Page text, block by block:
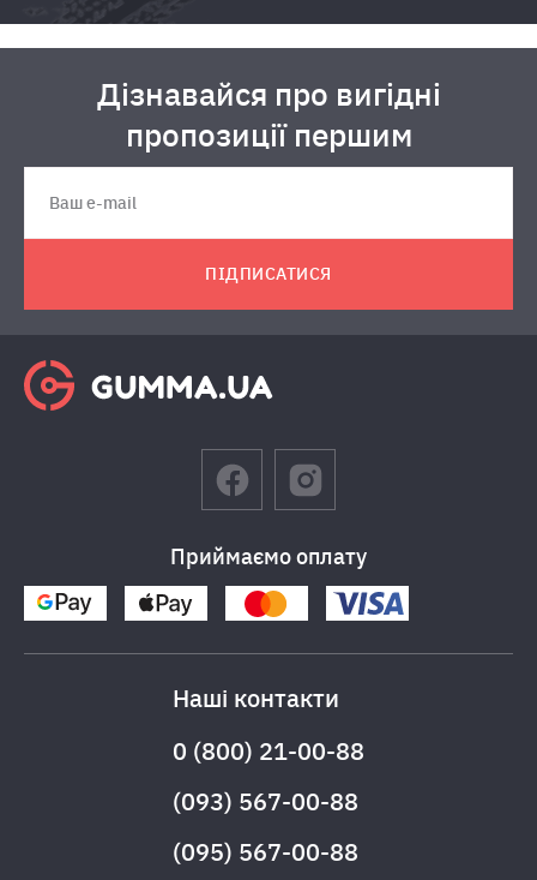
Дізнавайся про вигідні
пропозиції першим
ПІДПИСАТИСЯ
Приймаємо оплату
Наші контакти
0 (800) 21-00-88
(093) 567-00-88
(095) 567-00-88